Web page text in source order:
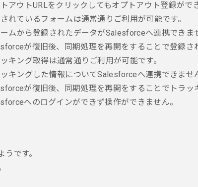
アウトURLをクリックしてもオプトアウト登録がで
れているフォームは通常通りご利用が可能です。
ムから登録されたデータがSalesforceへ連携できま
が復旧後、同期処理を再開をすることで登録さ
ッキング取得は通常通りご利用が可能です。
ッキングした情報についてSalesforceへ連携できませ
が復旧後、同期処理を再開をすることでトラッ
へのログインができず操作ができません。
です。